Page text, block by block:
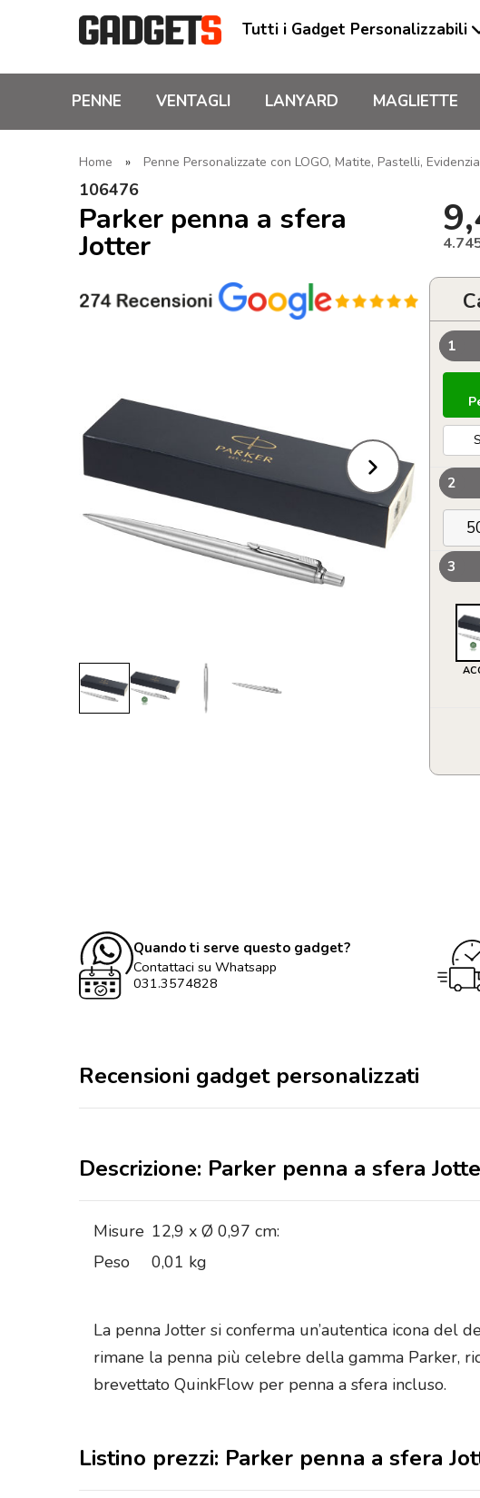
Tutti i Gadget Personalizzabili
PENNE VENTAGLI LANYARD MAGLIETTE
Home » Penne Personalizzate con LOGO, Matite, Pastelli,
106476
Parker penna a sfera
Jotter
1
2
3
Parker
Quando ti serve questo gadget?
Contattaci su Whatsapp
031.3574828
Recensioni gadget personalizzati
Descrizione: Parker penna a sfera
Misure 12,9 x Ø 0,97 cm:
Peso
0,01 kg
La penna Jotter si conferma un’autentica icona del
rimane la penna più celebre della gamma Parker,
brevettato QuinkFlow per penna a sfera incluso.
Listino prezzi: Parker penna a sfera